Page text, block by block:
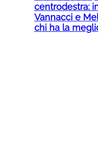
centrodestra:
Vannacci e
chi ha la